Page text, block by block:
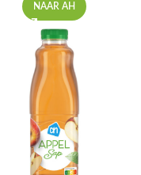
NAAR AH